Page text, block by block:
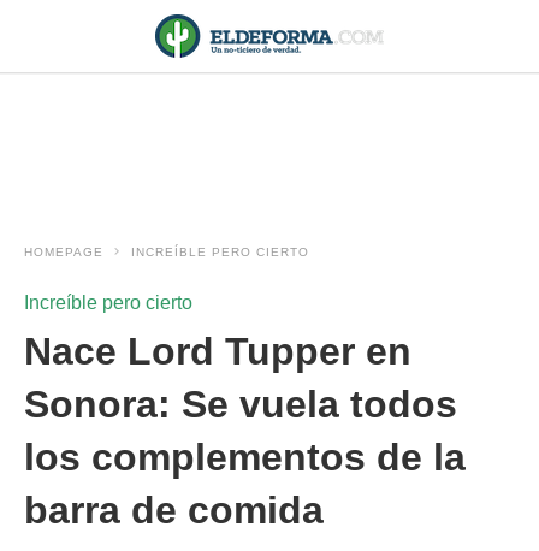
HOMEPAGE INCREÍBLE PERO CIERTO
Increíble pero cierto
Nace Lord Tupper en
Sonora: Se vuela todos
los complementos de la
barra de comida